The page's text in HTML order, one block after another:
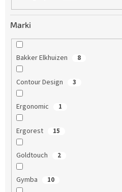
Marki
Bakker Elkhuizen 8
Contour Design 3
Ergonomic 1
Ergorest 15
Goldtouch 2
Gymba 10